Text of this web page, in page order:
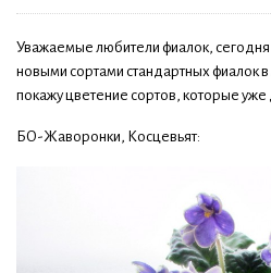
Уважаемые любители фиалок, сегодня
новыми сортами стандартных фиалок
покажу цветение сортов, которые уже
БО-Жаворонки, Косцевьят: